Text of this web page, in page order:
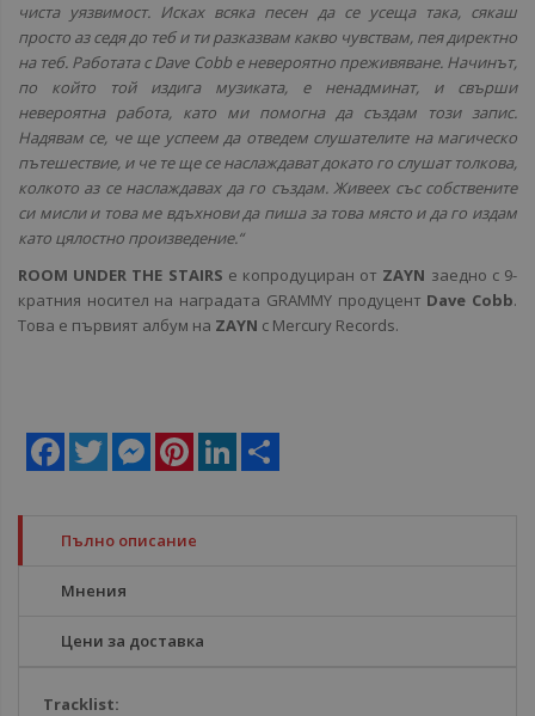
чиста уязвимост. Исках всяка песен да се усеща така, сякаш
просто аз седя до теб и ти разказвам какво чувствам, пея директно
на теб. Работата с Dave Cobb е невероятно преживяване. Начинът,
по който той издига музиката, е ненадминат, и свърши
невероятна работа, като ми помогна да създам този запис.
Надявам се, че ще успеем да отведем слушателите на магическо
пътешествие, и че те ще се наслаждават докато го слушат толкова,
колкото аз се наслаждавах да го създам. Живеех със собствените
си мисли и това ме вдъхнови да пиша за това място и да го издам
като цялостно произведение.“
ROOM UNDER THE STAIRS е копродуциран от ZAYN заедно с 9-
кратния носител на наградата GRAMMY продуцент Dave Cobb.
Това e първият албум на ZAYN с Mercury Records.
Facebook
Twitter MessengerPinterestLinkedIn
Пълно описание
Мнения
Цени за доставка
Tracklist: